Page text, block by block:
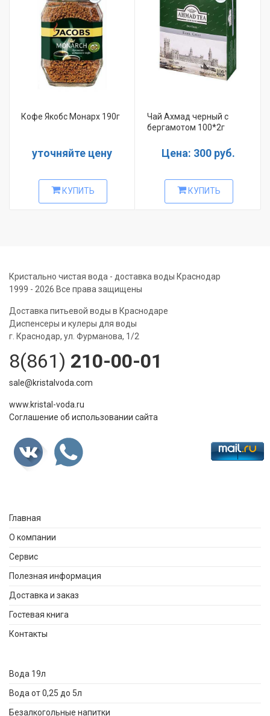
Кофе Якобс Монарх 190г
уточняйте цену
КУПИТЬ
Чай Ахмад черный с
бергамотом 100*2г
Цена: 300 руб.
КУПИТЬ
Кристально чистая вода - доставка воды Краснодар
1999 - 2026 Все права защищены
Доставка питьевой воды в Краснодаре
Диспенсеры и кулеры для воды
г. Краснодар, ул. Фурманова, 1/2
8(861) 210-00-01
sale@kristalvoda.com
www.kristal-voda.ru
Соглашение об использовании сайта
Главная
О компании
Сервис
Полезная информация
Доставка и заказ
Гостевая книга
Контакты
Вода 19л
Вода от 0,25 до 5л
Безалкогольные напитки